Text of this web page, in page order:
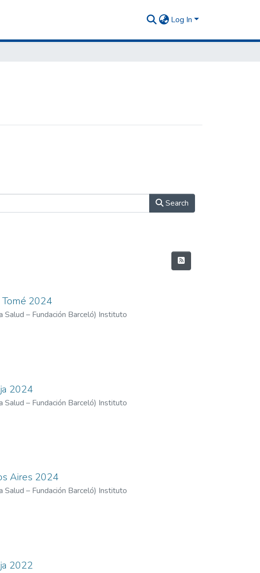
Log In
Search
2024
– Fundación Barceló) Instituto
2024
– Fundación Barceló) Instituto
Aires 2024
– Fundación Barceló) Instituto
2022